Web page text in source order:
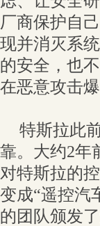
厂商保护自
现并消灭系
的安全，也
在恶意攻击
特斯拉此
靠。大约2年
对特斯拉的
变成“遥控汽
的团队颁发